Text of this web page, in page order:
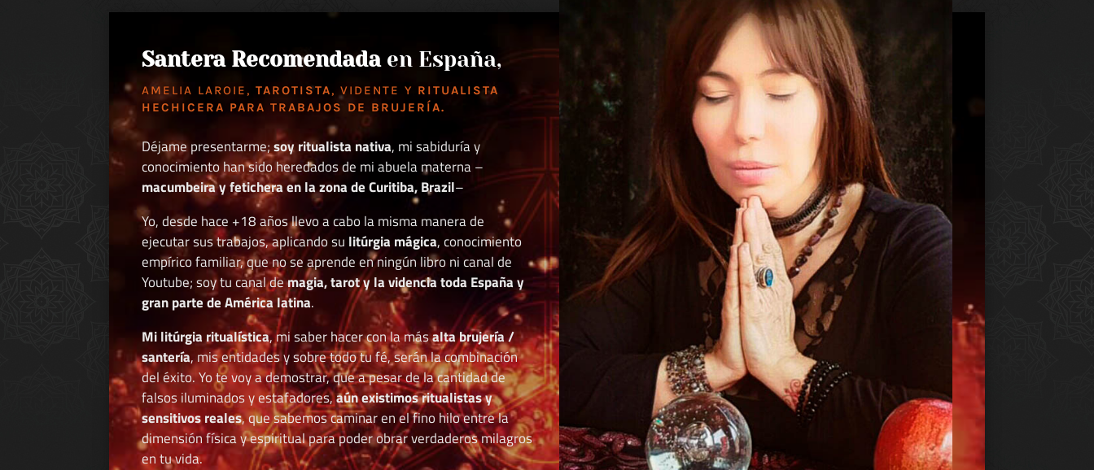
Santera Recomendadaen España,
AMELIA LAROIE,TAROTISTA, VIDENTE Y RITUALISTA
HECHICERA PARA TRABAJOS DE BRUJERÍA.
Déjame presentarme;soy ritualista nativa, mi sabiduría y
conocimiento han sido heredados de mi abuela materna –
macumbeira y fetichera en la zona de Curitiba, Brazil–
Yo, desde hace +18 años llevo a cabo la misma manera de
ejecutar sus trabajos, aplicando su litúrgia mágica, conocimiento
empírico familiar, que no se aprende en ningún libro ni canal de
Youtube; soy tu canal demagia, tarot y la videncia toda España y
gran parte de América latina.
Mi litúrgia ritualística, mi saber hacer con la másalta brujería /
santería, mis entidades y sobre todo tu fé, serán la combinación
del éxito. Yo te voy a demostrar, que a pesar de la cantidad de
falsos iluminados y estafadores,aún existimos ritualistas y
sensitivos reales, que sabemos caminar en el fino hilo entre la
dimensión física y espiritual para poder obrar verdaderos milagros
en tu vida.